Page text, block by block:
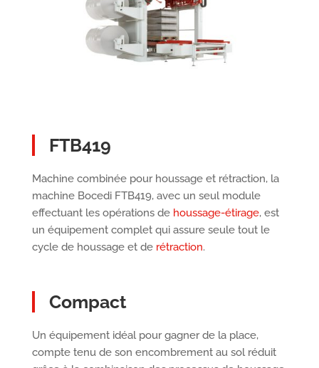
FTB419
Machine combinée pour houssage et rétraction, la
machine Bocedi FTB419, avec un seul module
effectuant les opérations de houssage-étirage, est
un équipement complet qui assure seule tout le
cycle de houssage et de rétraction.
Compact
Un équipement idéal pour gagner de la place,
compte tenu de son encombrement au sol réduit